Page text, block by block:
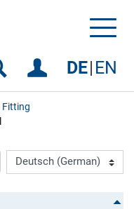
DE EN
Fitting